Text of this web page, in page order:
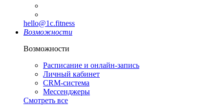
hello@1c.fitness
Возможности
Возможности
Расписание и онлайн-запись
Личный кабинет
CRM-система
Мессенджеры
Смотреть все